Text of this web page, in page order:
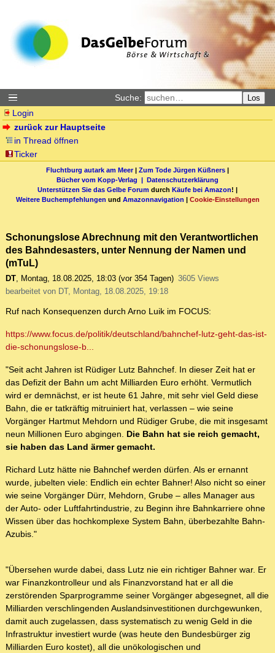
Suche: Los
Login
zurück zur Hauptseite
in Thread öffnen
Ticker
Fluchtburg autark am Meer| Zum Tode Jürgen Küßners |
Bücher vom Kopp-Verlag | Datenschutzerklärung
Unterstützen Sie das Gelbe Forum durch Käufe bei Amazon! |
Weitere Buchempfehlungen und Amazonnavigation | Cookie-Einstellungen
Schonungslose Abrechnung mit den Verantwortlichen
des Bahndesasters, unter Nennung der Namen und
(mTuL)
DT, Montag, 18.08.2025, 18:03 (vor 354 Tagen) 3605 Views
bearbeitet von DT, Montag, 18.08.2025, 19:18
Ruf nach Konsequenzen durch Arno Luik im FOCUS:
https://www.focus.de/politik/deutschland/bahnchef-lutz-geht-das-ist-
die-schonungslose-b...
"Seit acht Jahren ist Rüdiger Lutz Bahnchef. In dieser Zeit hat er
das Defizit der Bahn um acht Milliarden Euro erhöht. Vermutlich
wird er demnächst, er ist heute 61 Jahre, mit sehr viel Geld diese
Bahn, die er tatkräftig mitruiniert hat, verlassen – wie seine
Vorgänger Hartmut Mehdorn und Rüdiger Grube, die mit insgesamt
neun Millionen Euro abgingen. Die Bahn hat sie reich gemacht,
sie haben das Land ärmer gemacht.
Richard Lutz hätte nie Bahnchef werden dürfen. Als er ernannt
wurde, jubelten viele: Endlich ein echter Bahner! Also nicht so einer
wie seine Vorgänger Dürr, Mehdorn, Grube – alles Manager aus
der Auto- oder Luftfahrtindustrie, zu Beginn ihre Bahnkarriere ohne
Wissen über das hochkomplexe System Bahn, überbezahlte Bahn-
Azubis."
"Übersehen wurde dabei, dass Lutz nie ein richtiger Bahner war. Er
war Finanzkontrolleur und als Finanzvorstand hat er all die
zerstörenden Sparprogramme seiner Vorgänger abgesegnet, all die
Milliarden verschlingenden Auslandsinvestitionen durchgewunken,
damit auch zugelassen, dass systematisch zu wenig Geld in die
Infrastruktur investiert wurde (was heute den Bundesbürger zig
Milliarden Euro kostet), all die unökologischen und